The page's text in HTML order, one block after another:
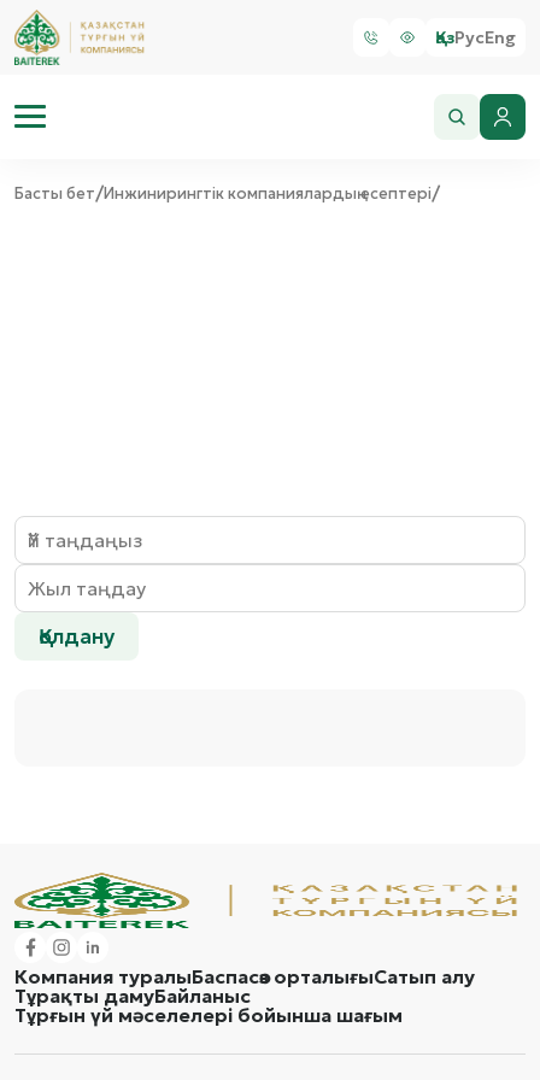
ҚазРусEng
Басты бет/Инжинирингтік компаниялардың есептері/
Қолдану
Компания туралыБаспасөз орталығыСатып алу
Тұрақты дамуБайланыс
Тұрғын үй мәселелері бойынша шағым